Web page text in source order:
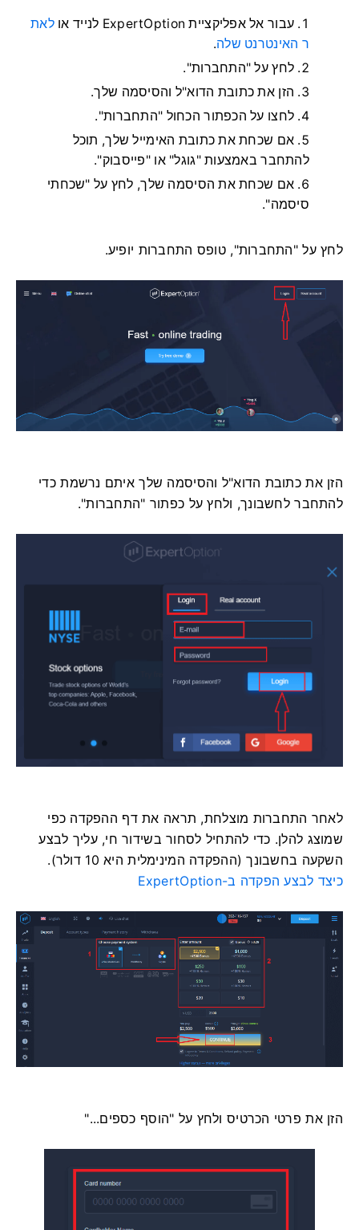
עבור אל אפליקציית ExpertOption לנייד או
לאת
ר האינטרנט שלה.
לחץ על "התחברות".
הזן את כתובת הדוא"ל והסיסמה שלך.
לחצו על הכפתור הכחול "התחברות".
אם שכחת את כתובת האימייל שלך, תוכל
להתחבר באמצעות "גוגל" או "פייסבוק".
אם שכחת את הסיסמה שלך, לחץ על "שכחתי
סיסמה".
לחץ על "התחברות", טופס התחברות יופיע.
הזן את כתובת הדוא"ל והסיסמה שלך איתם נרשמת כדי
להתחבר לחשבונך, ולחץ על כפתור "התחברות".
לאחר התחברות מוצלחת, תראה את דף ההפקדה כפי
שמוצג להלן. כדי להתחיל לסחור בשידור חי, עליך לבצע
השקעה בחשבונך (ההפקדה המינימלית היא 10 דולר).
כיצד לבצע הפקדה ב-ExpertOption
הזן את פרטי הכרטיס ולחץ על "הוסף כספים..."